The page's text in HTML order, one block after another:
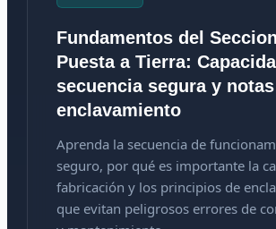
Fundamentos del
Puesta a Tierra:
secuencia segura y
enclavamiento
Aprenda la secuencia de
seguro, por qué es importante la
fabricación y los principios de
que evitan peligrosos errores de